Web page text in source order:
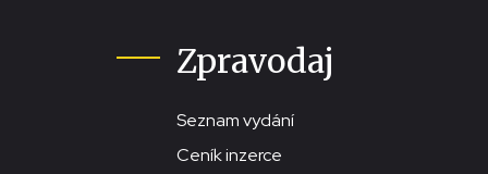
Zpravodaj
Seznam vydání
Ceník inzerce